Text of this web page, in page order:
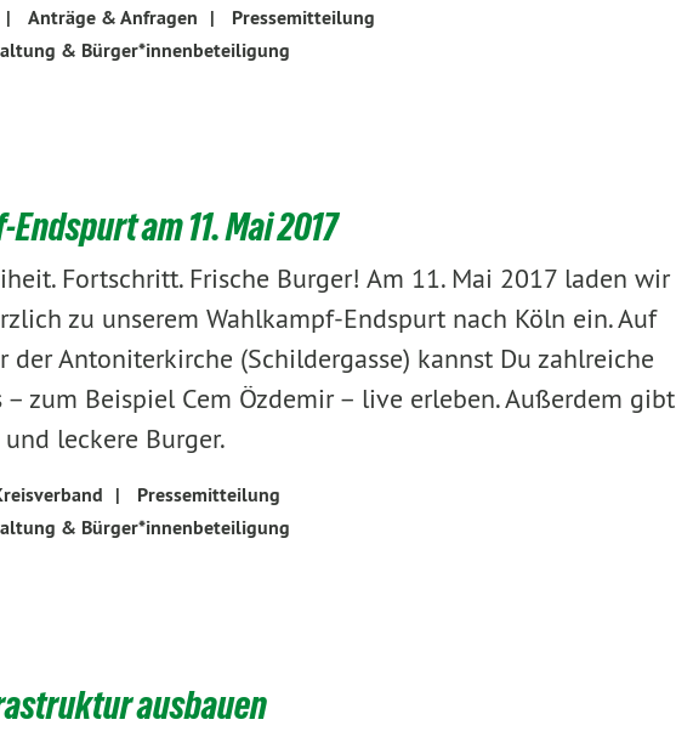
| Anträge & Anfragen |
Pressemitteilung
& Bürger*innenbeteiligung
am 11. Mai 2017
Fortschritt. Frische Burger! Am 11. Mai 2017 laden wir
zu unserem Wahlkampf-Endspurt nach Köln ein. Auf
der Antoniterkirche (Schildergasse) kannst Du zahlreiche
– zum Beispiel Cem Özdemir – live erleben. Außerdem gibt
leckere Burger.
|
Pressemitteilung
& Bürger*innenbeteiligung
ausbauen